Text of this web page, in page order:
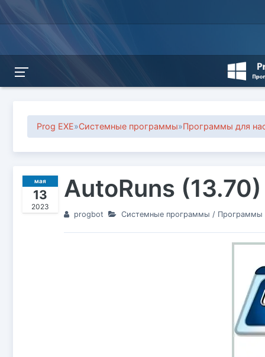
Prog EXE»Системные программы»Программы для
мая
13
2023
AutoRuns
progbot Системные программы / Программы